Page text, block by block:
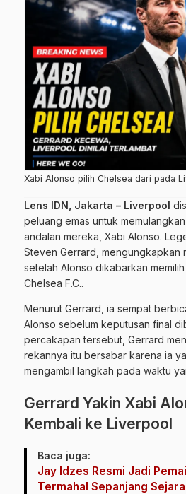
Xabi Alonso pilih Chelsea dari pada
Lens IDN, Jakarta – Liverpool
peluang emas untuk
andalan mereka, Xabi Alonso.
Steven Gerrard, mengungkapkan
setelah Alonso dikabarkan
Chelsea F.C..
Menurut Gerrard, ia sempat
Alonso sebelum keputusan final
percakapan tersebut, Gerrard
rekannya itu bersabar karena ia
mengambil langkah pada waktu
Gerrard Yakin Xabi
Kembali ke Liverpool
Baca juga:
Jay Idzes Resmi Jadi
Termahal Sepanjang